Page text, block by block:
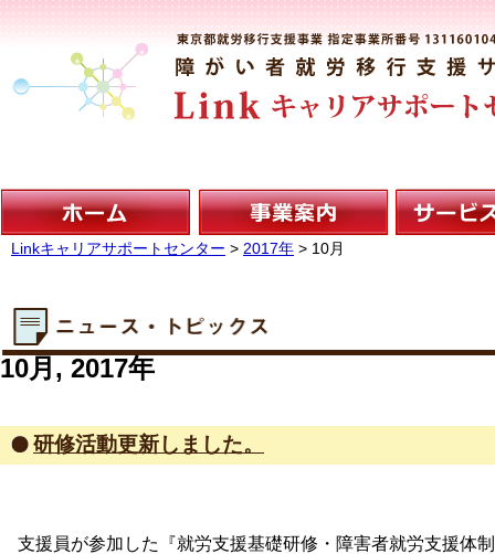
Linkキャリアサポートセンター > 2017年 > 10月
10月, 2017年
研修活動更新しました。
支援員が参加した『就労支援基礎研修・障害者就労支援体